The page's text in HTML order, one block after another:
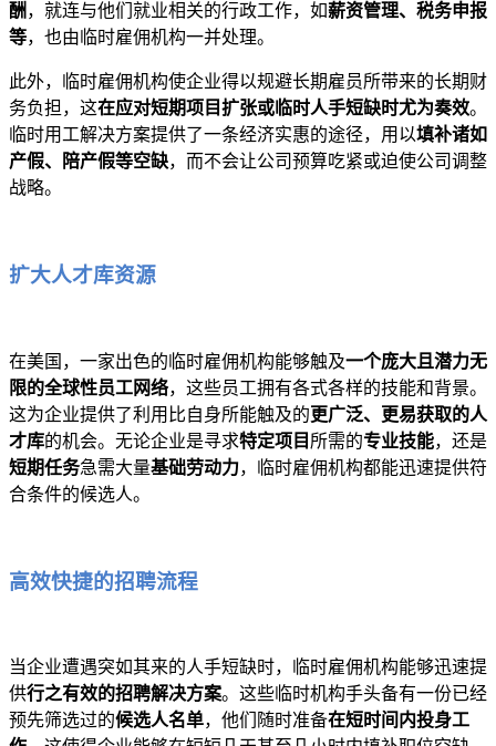
酬 ，就连与他们就业相关的行政工作，如薪资管理、税务申报
等，也由临时雇佣机构一并处理。
此外，临时雇佣机构使企业得以规避长期雇员所带来的长期财
务负担，这在应对短期项目扩张或临时人手短缺时尤为奏效。
临时用工解决方案提供了一条经济实惠的途径，用以填补诸如
产假、陪产假等空缺，而不会让公司预算吃紧或迫使公司调整
战略。
扩大人才库资源
在美国，一家出色的临时雇佣机构能够触及一个庞大且潜力无
限的全球性员工网络，这些员工拥有各式各样的技能和背景。
这为企业提供了利用比自身所能触及的更广泛、更易获取的人
才库的机会。无论企业是寻求特定项目 所需的专业技能，还是
短期任务急需大量基础劳动力，临时雇佣机构都能迅速提供符
合条件的候选人。
高效快捷的招聘流程
当企业遭遇突如其来的人手短缺时，临时雇佣机构能够迅速提
供行之有效的招聘解决方案。这些临时机构手头备有一份已经
预先筛选过的候选人名单，他们随时准备在短时间内投身工